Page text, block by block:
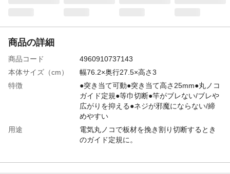
商品の詳細
商品コード
4960910737143
本体サイズ（cm）
幅76.2×奥行27.5×高さ3
特徴
●突き当て可動●突き当て高さ25mm●丸ノコ
ガイド定規●等巾切断●竿がブレない/ブレや
広がりを抑える●ネジが邪魔にならない/締
めやすい
用途
電気丸ノコで板材を挽き割り切断するとき
のガイド定規に。